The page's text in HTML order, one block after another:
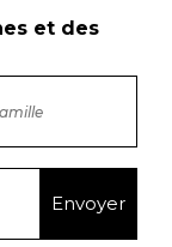
et des